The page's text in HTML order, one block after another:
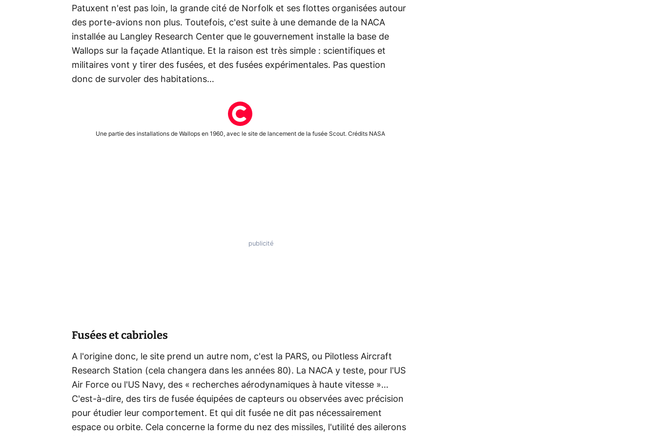
Patuxent n'est pas loin, la grande cité de Norfolk et ses flottes organisées autour
des porte-avions non plus. Toutefois, c'est suite à une demande de la NACA
installée au Langley Research Center que le gouvernement installe la base de
Wallops sur la façade Atlantique. Et la raison est très simple : scientifiques et
militaires vont y tirer des fusées, et des fusées expérimentales. Pas question
donc de survoler des habitations…
Une partie des installations de Wallops en 1960, avec le site de lancement de la fusée Scout. Crédits NASA
Fusées et cabrioles
A l'origine donc, le site prend un autre nom, c'est la PARS, ou Pilotless Aircraft
Research Station (cela changera dans les années 80). La NACA y teste, pour l'US
Air Force ou l'US Navy, des « recherches aérodynamiques à haute vitesse »…
C'est-à-dire, des tirs de fusée équipées de capteurs ou observées avec précision
pour étudier leur comportement. Et qui dit fusée ne dit pas nécessairement
espace ou orbite. Cela concerne la forme du nez des missiles, l'utilité des ailerons